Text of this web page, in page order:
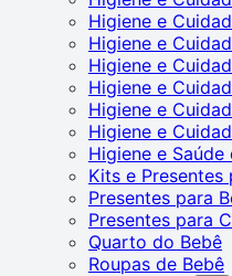
Higiene e
Higiene e
Higiene e
Higiene e
Higiene e
Higiene e
Higiene e Saúde
Kits e Presentes
Presentes para
Presentes para
Quarto do Bebê
Roupas de Bebê